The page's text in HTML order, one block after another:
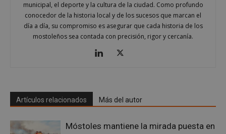
municipal, el deporte y la cultura de la ciudad. Como profundo
conocedor de la historia local y de los sucesos que marcan el
día a día, su compromiso es asegurar que cada historia de los
mostoleños sea contada con precisión, rigor y cercanía.
Artículos relacionados Más del autor
Móstoles mantiene la mirada puesta en
Nombre
Dominio
__cf_bm
Cloudflare Inc.
.x.com
CookieScriptConsent 4 semanas